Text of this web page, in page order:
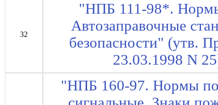
32
"НПБ 111-98*.
Автозаправочные
безопасности"
23.03.1998 N
"НПБ 160-97. Нормы